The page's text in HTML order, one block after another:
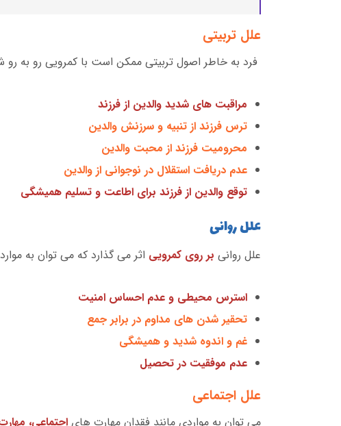
علل تربیتی
فرد به خاطر اصول تربیتی ممکن است با کمرویی رو به رو
مراقبت های شدید والدین از فرزند
ترس فرزند از تنبیه و سرزنش والدین
محرومیت فرزند از محبت والدین
عدم دریافت استقلال در نوجوانی از والدین
توقع والدین از فرزند برای اطاعت و تسلیم همیشگی
علل روانی
علل روانی بر روی کمرویی اثر می گذارد که می توان به
استرس محیطی و عدم احساس امنیت
تحقیر شدن های مداوم در برابر جمع
غم و اندوه شدید و همیشگی
عدم موفقیت در تحصیل
علل اجتماعی
می توان به مواردی مانند فقدان مهارت هایاجتماعی،